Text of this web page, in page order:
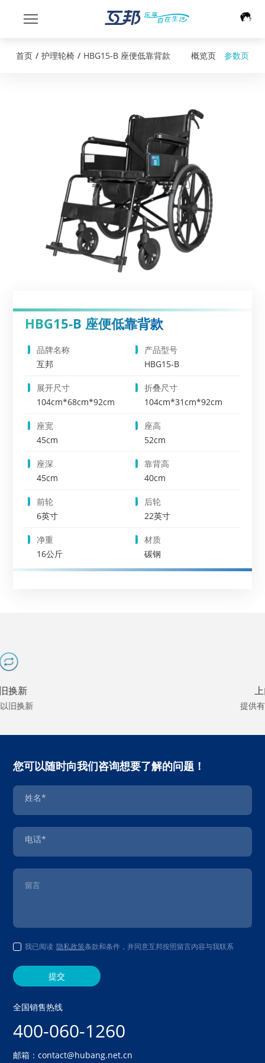
首页 / 护理轮椅 / HBG15-B 座便低靠背款 概览页 参数页
HBG15-B 座便低靠背款
品牌名称
互邦
产品型号
HBG15-B
展开尺寸
104cm*68cm*92cm
折叠尺寸
104cm*31cm*92cm
座宽
45cm
座高
52cm
座深
45cm
靠背高
40cm
前轮
6英寸
后轮
22英寸
净重
16公斤
材质
碳钢
您可以随时向我们咨询想要了解的问题！
姓名*
电话*
我已阅读 隐私政策条款和条件，并同意互邦按照留言内容与我联系
提交
全国销售热线
400-060-1260
邮箱：contact@hubang.net.cn